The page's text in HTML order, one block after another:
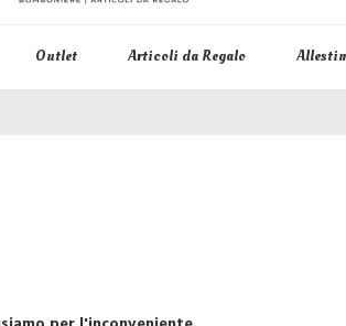
Outlet Articoli da Regalo